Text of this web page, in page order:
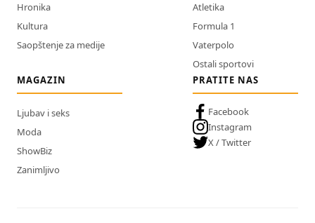
Hronika
Kultura
Saopštenje za medije
Atletika
Formula 1
Vaterpolo
Ostali sportovi
MAGAZIN
Ljubav i seks
Moda
ShowBiz
Zanimljivo
PRATITE NAS
Facebook
Instagram
X / Twitter